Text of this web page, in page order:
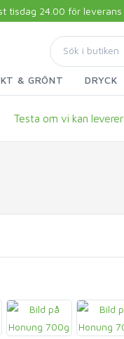
tisdag 24.00 för
& GRÖNT DRYCK
Testa om vi kan